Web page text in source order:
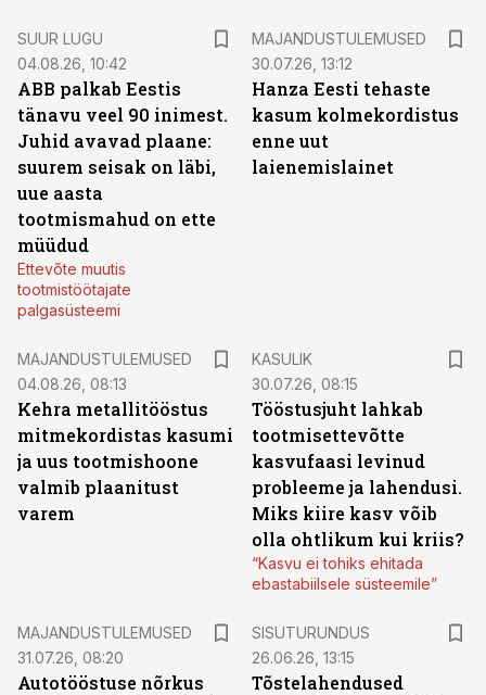
SUUR LUGU
04.08.26, 10:42
ABB palkab Eestis
tänavu veel 90 inimest.
Juhid avavad plaane:
suurem seisak on läbi,
uue aasta
tootmismahud on ette
müüdud
Ettevõte muutis
tootmistöötajate
palgasüsteemi
MAJANDUSTULEMUSED
30.07.26, 13:12
Hanza Eesti tehaste
kasum kolmekordistus
enne uut
laienemislainet
MAJANDUSTULEMUSED
04.08.26, 08:13
Kehra metallitööstus
mitmekordistas kasumi
ja uus tootmishoone
valmib plaanitust
varem
KASULIK
30.07.26, 08:15
Tööstusjuht lahkab
tootmisettevõtte
kasvufaasi levinud
probleeme ja lahendusi.
Miks kiire kasv võib
olla ohtlikum kui kriis?
“Kasvu ei tohiks ehitada
ebastabiilsele süsteemile”
MAJANDUSTULEMUSED
31.07.26, 08:20
Autotööstuse nõrkus
SISUTURUNDUS
26.06.26, 13:15
Tõstelahendused